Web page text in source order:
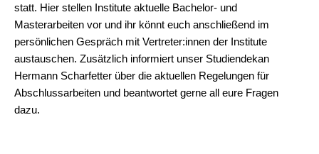
statt. Hier stellen Institute aktuelle Bachelor- und
Masterarbeiten vor und ihr könnt euch anschließend im
persönlichen Gespräch mit Vertreter:innen der Institute
austauschen. Zusätzlich informiert unser Studiendekan
Hermann Scharfetter über die aktuellen Regelungen für
Abschlussarbeiten und beantwortet gerne all eure Fragen
dazu.